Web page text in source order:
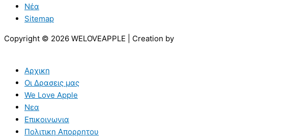
Νέα
Sitemap
Copyright © 2026 WELOVEAPPLE | Creation by
Αρχικη
Οι Δρασεις μας
We Love Apple
Νεα
Επικοινωνια
Πολιτικη Απορρητου